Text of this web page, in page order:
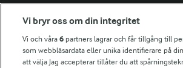
Fler Arlasajter
För ägare
Arlas kundportal
Vi bryr oss om din integritet
Vi och våra6 partners lagrar och får tillgång till
som webbläsardata eller unika identifierare på
att välja Jag accepterar tillåter du att